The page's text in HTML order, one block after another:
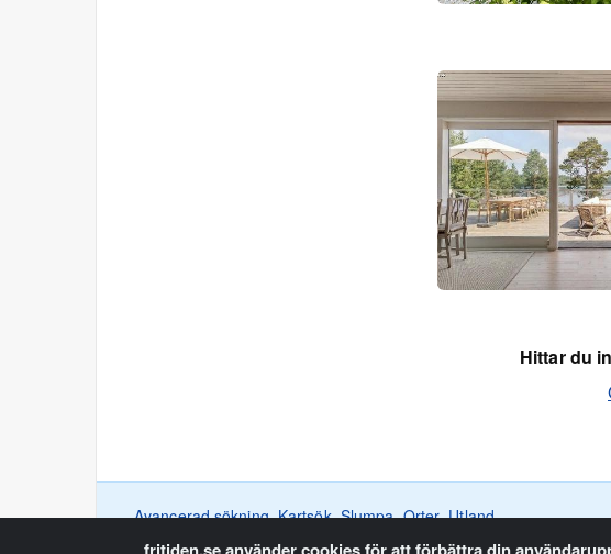
Hittar du
Avancerad sökning Kartsök Slumpa Orter Utland